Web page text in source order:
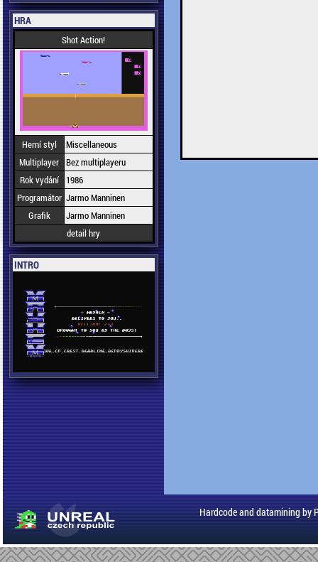
HRA
Shot Action!
Herní styl
Miscellaneous
Multiplayer Bez multiplayeru
Rok vydání
1986
Programátor Jarmo Manninen
Grafik
Jarmo Manninen
detail hry
INTRO
Hardcode and datamining by